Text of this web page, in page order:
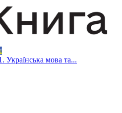
Українська мова та...